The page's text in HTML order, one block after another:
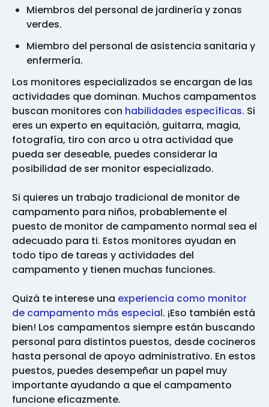
Miembros del personal de jardinería y zonas
verdes.
Miembro del personal de asistencia sanitaria y
enfermería.
Los monitores especializados se encargan de las
actividades que dominan. Muchos campamentos
buscan monitores con habilidades específicas. Si
eres un experto en equitación, guitarra, magia,
fotografía, tiro con arco u otra actividad que
pueda ser deseable, puedes considerar la
posibilidad de ser monitor especializado.
Si quieres un trabajo tradicional de monitor de
campamento para niños, probablemente el
puesto de monitor de campamento normal sea el
adecuado para ti. Estos monitores ayudan en
todo tipo de tareas y actividades del
campamento y tienen muchas funciones.
Quizá te interese una experiencia como monitor
de campamento más especial. ¡Eso también está
bien! Los campamentos siempre están buscando
personal para distintos puestos, desde cocineros
hasta personal de apoyo administrativo. En estos
puestos, puedes desempeñar un papel muy
importante ayudando a que el campamento
funcione eficazmente.